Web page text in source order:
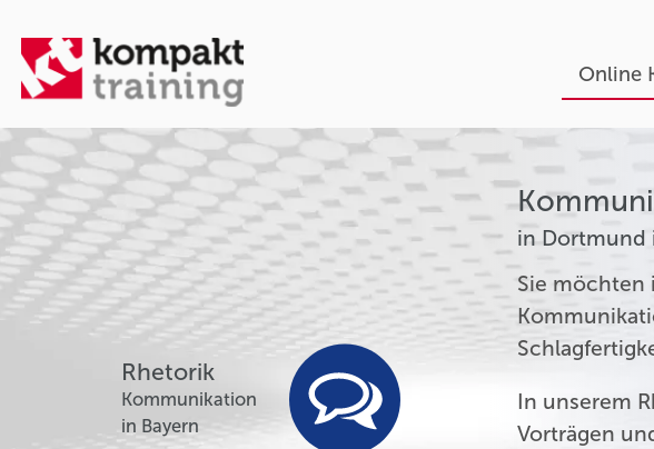
Online
Rhetorik
Kommunikation
in Bayern
in Dortmund
Sie möchten
In unserem
Vorträgen